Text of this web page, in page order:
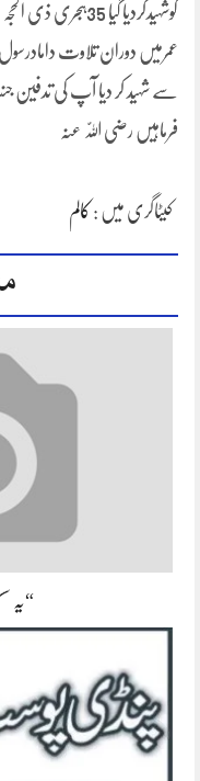
عمرمیں دوران تلاوت
سے شہید کر دیا آپ کی تدفین
فرماہیں رضی اللّٰہ عنہ
کیٹاگری میں : کالم
“یہ